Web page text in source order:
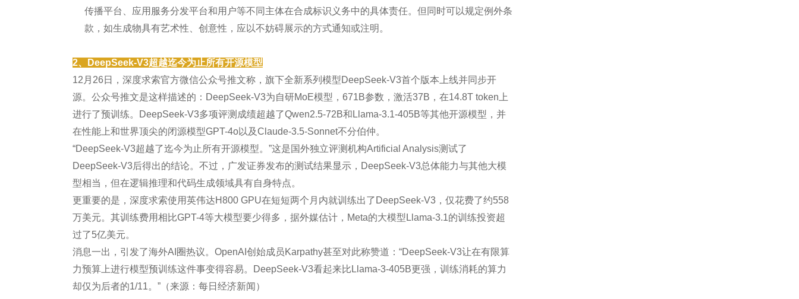
传播平台、应用服务分发平台和用户等不同主体在合成标识义务中的具体责任。但同时可以规定例外条
款，如生成物具有艺术性、创意性，应以不妨碍展示的方式通知或注明。
2、DeepSeek-V3超越迄今为止所有开源模型
12月26日，深度求索官方微信公众号推文称，旗下全新系列模型DeepSeek-V3首个版本上线并同步开
源。公众号推文是这样描述的：DeepSeek-V3为自研MoE模型，671B参数，激活37B，在14.8T token上
进行了预训练。DeepSeek-V3多项评测成绩超越了Qwen2.5-72B和Llama-3.1-405B等其他开源模型，并
在性能上和世界顶尖的闭源模型GPT-4o以及Claude-3.5-Sonnet不分伯仲。
“DeepSeek-V3超越了迄今为止所有开源模型。”这是国外独立评测机构Artificial Analysis测试了
DeepSeek-V3后得出的结论。不过，广发证券发布的测试结果显示，DeepSeek-V3总体能力与其他大模
型相当，但在逻辑推理和代码生成领域具有自身特点。
更重要的是，深度求索使用英伟达H800 GPU在短短两个月内就训练出了DeepSeek-V3，仅花费了约558
万美元。其训练费用相比GPT-4等大模型要少得多，据外媒估计，Meta的大模型Llama-3.1的训练投资超
过了5亿美元。
消息一出，引发了海外AI圈热议。OpenAI创始成员Karpathy甚至对此称赞道：“DeepSeek-V3让在有限算
力预算上进行模型预训练这件事变得容易。DeepSeek-V3看起来比Llama-3-405B更强，训练消耗的算力
却仅为后者的1/11。”（来源：每日经济新闻）